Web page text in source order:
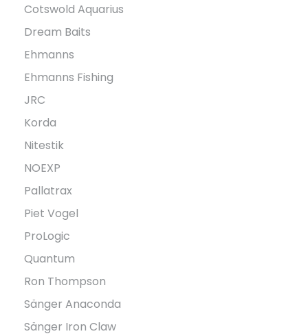
Cotswold Aquarius
Dream Baits
Ehmanns
Ehmanns Fishing
JRC
Korda
Nitestik
NOEXP
Pallatrax
Piet Vogel
ProLogic
Quantum
Ron Thompson
Sänger Anaconda
Sänger Iron Claw